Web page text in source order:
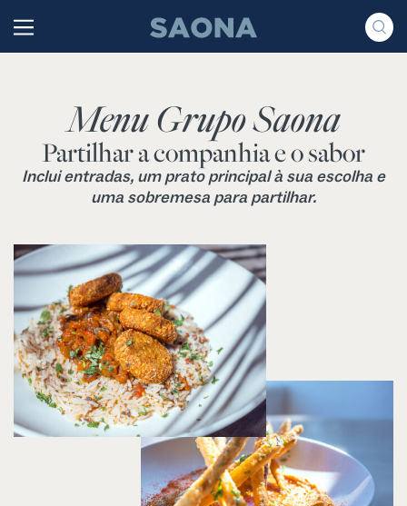
Grupo Saona
Menu Grupo Saona
Partilhar a companhia e o sabor
Inclui entradas, um prato principal à sua escolha e
uma sobremesa para partilhar.